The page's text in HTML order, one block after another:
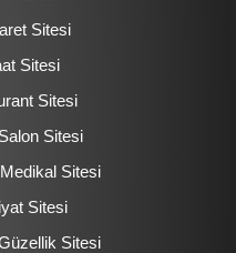
Sitesi
Sitesi
Sitesi
Sitesi
Sitesi
Sitesi
Sitesi